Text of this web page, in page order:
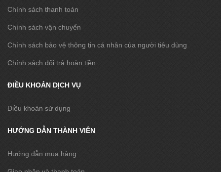
Chính sách thanh toán
Chính sách vận chuyển
Chính sách bảo vệ thông tin cá nhân của người tiêu dùng
Chính sách đổi trả hoàn tiền
ĐIỀU KHOẢN DỊCH VỤ
Điều khoản sử dụng
HƯỚNG DẪN THÀNH VIÊN
Hướng dẫn mua hàng